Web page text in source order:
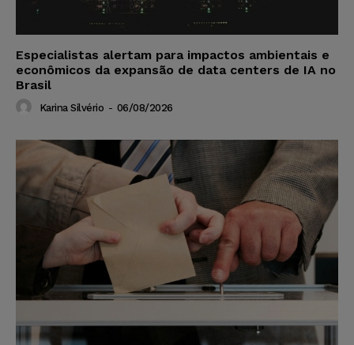
Especialistas alertam para impactos ambientais e
econômicos da expansão de data centers de IA no
Brasil
Karina Silvério - 06/08/2026